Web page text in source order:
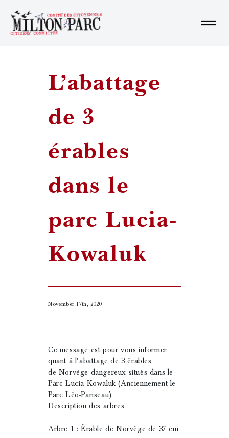
À propos
Impliquez vous
L’abattage
de 3
érables
dans le
parc Lucia-
Kowaluk
November 17th, 2020
Ce message est pour vous informer
quant à l’abattage de 3 érables
de Norvège dangereux situés dans le
Parc Lucia Kowaluk (Anciennement le
Parc Léo-Pariseau)
Description des arbres
Arbre 1 : Érable de Norvège de 37 cm